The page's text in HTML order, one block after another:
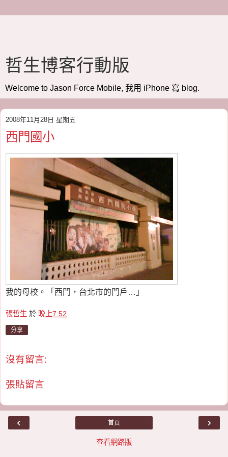
哲生博客行動版
Welcome to Jason Force Mobile, 我用 iPhone 寫 blog.
2008年11月28日 星期五
西門國小
我的母校。「西門，台北市的門戶…」
張哲生 於 晚上7:52
分享
沒有留言:
張貼留言
‹ ›
首頁
查看網路版